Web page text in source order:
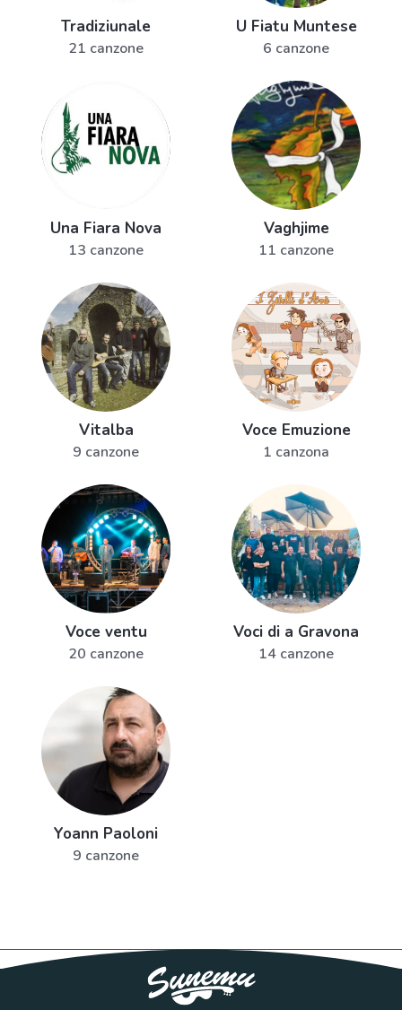
Tradiziunale
21 canzone
U Fiatu Muntese
6 canzone
Una Fiara Nova
13 canzone
Vaghjime
11 canzone
Vitalba
9 canzone
Voce Emuzione
1 canzona
Voce ventu
20 canzone
Voci di a Gravona
14 canzone
Yoann Paoloni
9 canzone